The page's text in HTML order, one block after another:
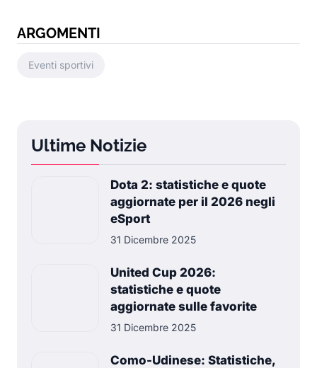
ARGOMENTI
Eventi sportivi
Ultime Notizie
Dota 2: statistiche e quote
aggiornate per il 2026 negli
eSport
31 Dicembre 2025
United Cup 2026:
statistiche e quote
aggiornate sulle favorite
31 Dicembre 2025
Como-Udinese: Statistiche,